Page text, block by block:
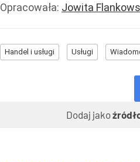
Opracowała: Jowita
Handel i usługi Usługi
Dodaj jako